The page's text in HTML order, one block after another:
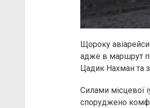
Щороку
адже в маршрут
Цадик Нахман та
Силами місцевої
споруджено